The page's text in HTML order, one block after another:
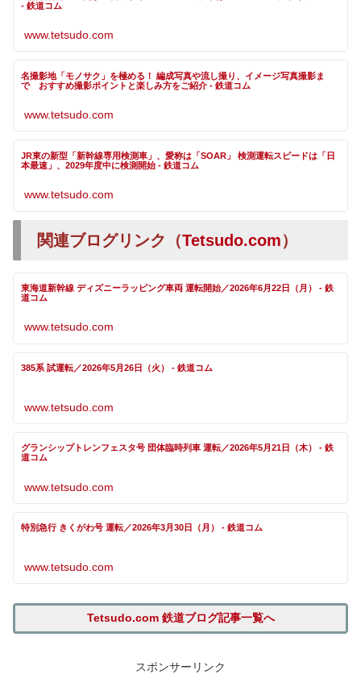
- 鉄道コム
www.tetsudo.com
名撮影地「モノサク」を極める！ 編成写真や流し撮り、イメージ写真撮影ま
で おすすめ撮影ポイントと楽しみ方をご紹介 - 鉄道コム
www.tetsudo.com
JR東の新型「新幹線専用検測車」、愛称は「SOAR」 検測運転スピードは「日
本最速」、2029年度中に検測開始 - 鉄道コム
www.tetsudo.com
関連ブログリンク（Tetsudo.com）
東海道新幹線 ディズニーラッピング車両 運転開始／2026年6月22日（月） - 鉄
道コム
www.tetsudo.com
385系 試運転／2026年5月26日（火） - 鉄道コム
www.tetsudo.com
グランシップトレンフェスタ号 団体臨時列車 運転／2026年5月21日（木） - 鉄
道コム
www.tetsudo.com
特別急行 きくがわ号 運転／2026年3月30日（月） - 鉄道コム
www.tetsudo.com
Tetsudo.com 鉄道ブログ記事一覧へ
スポンサーリンク